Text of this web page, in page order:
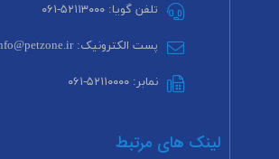
تلفن گویا: ۵۲۱۱۳۰۰۰-۰۶۱
پست الکترونیک: info@petzone.ir
نمابر: ۵۲۱۱۰۰۰۰-۰۶۱
لینک های مرتبط